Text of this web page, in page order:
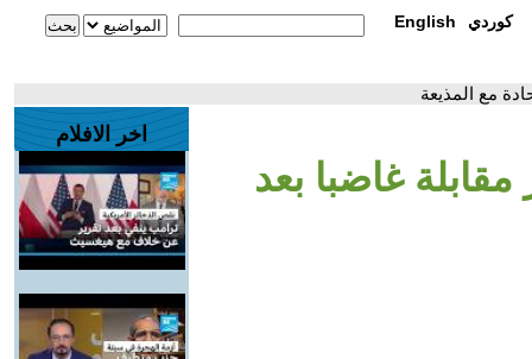
English كوردي
مع المذيعة
غاضبا بعد
اخر الافلام